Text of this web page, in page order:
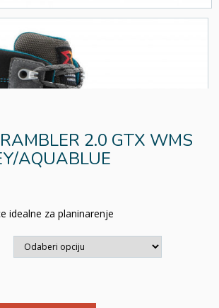
RAMBLER 2.0 GTX WMS
AQUABLUE
idealne za planinarenje